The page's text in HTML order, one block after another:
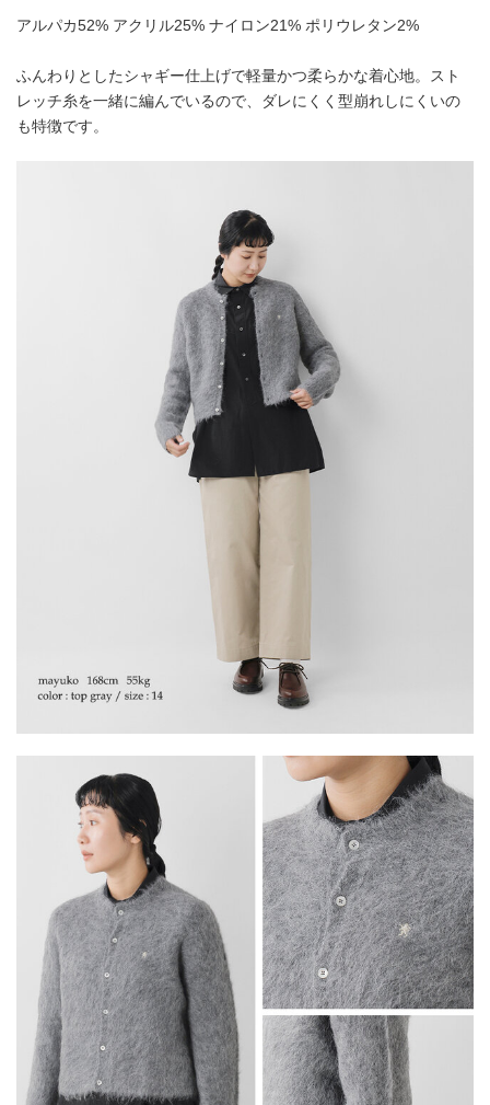
アルパカ52% アクリル25% ナイロン21% ポリウレタン2%
ふんわりとしたシャギー仕上げで軽量かつ柔らかな着心地。スト
レッチ糸を一緒に編んでいるので、ダレにくく型崩れしにくいの
も特徴です。